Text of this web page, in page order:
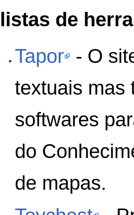
listas de
Tapor - O
textuais mas
softwares
do
de mapas.